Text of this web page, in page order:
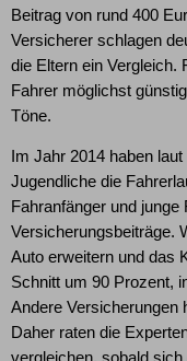
Beitrag von rund 400
Versicherer schlagen
die Eltern ein Vergleich.
Fahrer möglichst
Töne.
Im Jahr 2014 haben
Jugendliche die
Fahranfänger und
Versicherungsbeiträge.
Auto erweitern und das
Schnitt um 90 Prozent,
Andere Versicherungen
Daher raten die